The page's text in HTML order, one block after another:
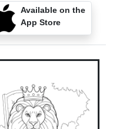
Available on the
App Store